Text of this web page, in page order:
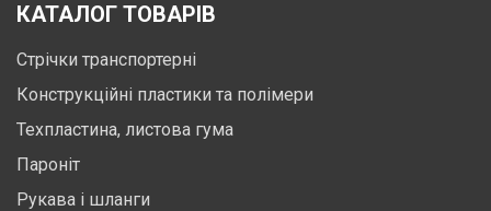
КАТАЛОГ ТОВАРІВ
Стрічки транспортерні
Конструкційні пластики та полімери
Техпластина, листова гума
Пароніт
Рукава і шланги